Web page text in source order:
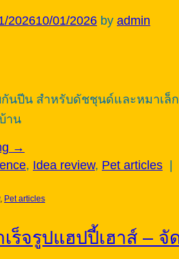
202610/01/2026 by admin
ปีน สำหรับดัชชุนด์และหมาเล็ก
าน
→
, Idea review, Pet articles
, Pet articles
ร็จรูปแฮปปี้เฮาส์ –